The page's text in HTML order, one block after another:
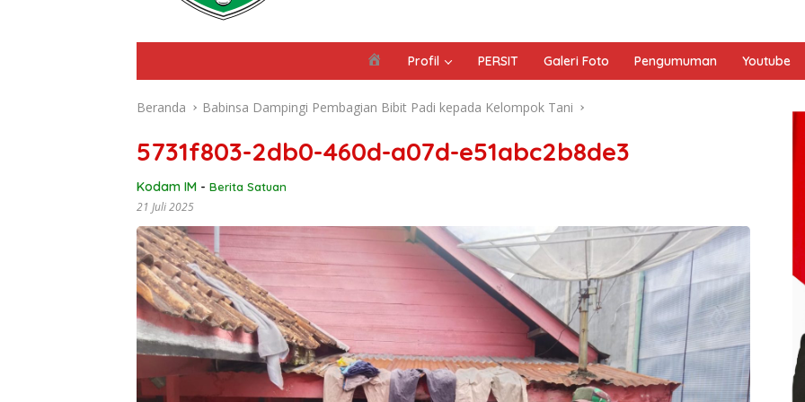
e
a
a
Profil PERSIT Galeri Foto Pengumuman Youtube
Beranda Babinsa Dampingi Pembagian Bibit Padi kepada Kelompok Tani
5731f803-2db0-460d-a07d-e51abc2b8de3
Kodam IM - Berita Satuan
21 Juli 2025